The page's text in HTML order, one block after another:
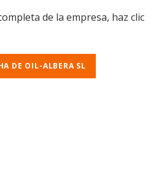
de la empresa, haz clic
DE OIL-ALBERA SL